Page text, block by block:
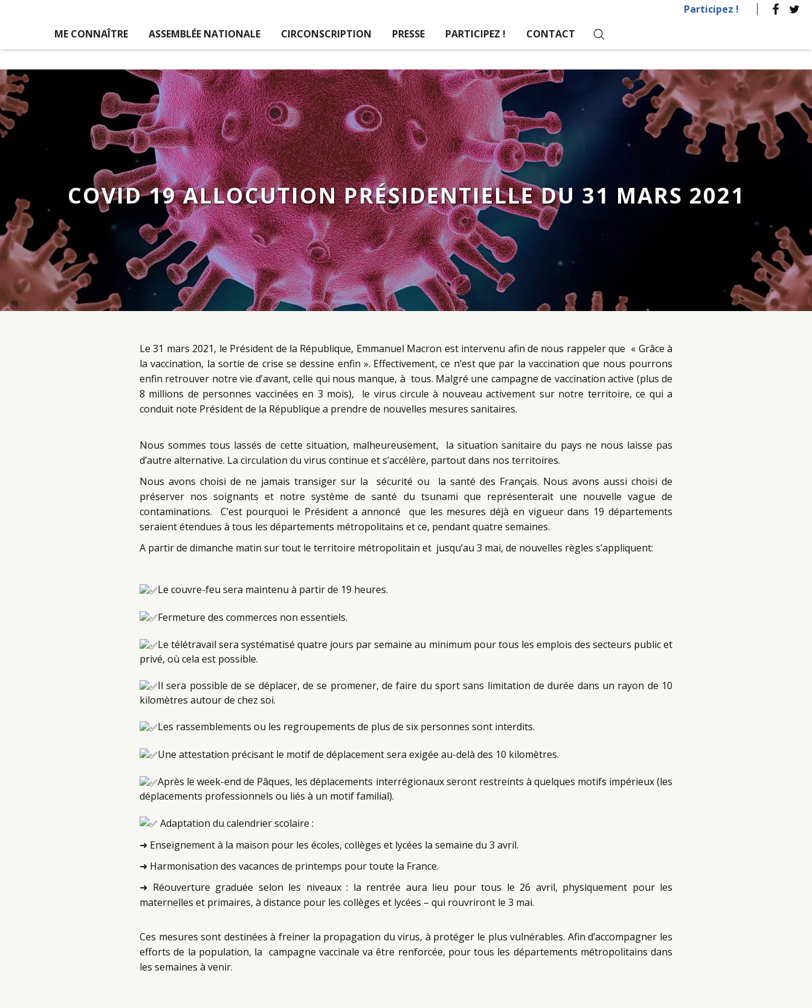
Participez !
ME CONNAÎTRE
ASSEMBLÉE NATIONALE CIRCONSCRIPTION PRESSE PARTICIPEZ ! CONTACT
COVID 19 ALLOCUTION PRÉSIDENTIELLE DU 31 MARS 2021
Le 31 mars 2021, le Président de la République, Emmanuel Macron est intervenu afin de nous rappeler que « Grâce à
la vaccination, la sortie de crise se dessine enfin ». Effectivement, ce n’est que par la vaccination que nous pourrons
enfin retrouver notre vie d’avant, celle qui nous manque, à tous. Malgré une campagne de vaccination active (plus de
8 millions de personnes vaccinées en 3 mois), le virus circule à nouveau activement sur notre territoire, ce qui a
conduit note Président de la République a prendre de nouvelles mesures sanitaires.
Nous sommes tous lassés de cette situation, malheureusement, la situation sanitaire du pays ne nous laisse pas
d’autre alternative. La circulation du virus continue et s’accélère, partout dans nos territoires.
Nous avons choisi de ne jamais transiger sur la sécurité ou la santé des Français. Nous avons aussi choisi de
préserver nos soignants et notre système de santé du tsunami que représenterait une nouvelle vague de
contaminations. C’est pourquoi le Président a annoncé que les mesures déjà en vigueur dans 19 départements
seraient étendues à tous les départements métropolitains et ce, pendant quatre semaines.
A partir de dimanche matin sur tout le territoire métropolitain et jusqu’au 3 mai, de nouvelles règles s’appliquent:
Le couvre-feu sera maintenu à partir de 19 heures.
Fermeture des commerces non essentiels.
Le télétravail sera systématisé quatre jours par semaine au minimum pour tous les emplois des secteurs public et
privé, où cela est possible.
Il sera possible de se déplacer, de se promener, de faire du sport sans limitation de durée dans un rayon de 10
kilomètres autour de chez soi.
Les rassemblements ou les regroupements de plus de six personnes sont interdits.
Une attestation précisant le motif de déplacement sera exigée au-delà des 10 kilomètres.
Après le week-end de Pâques, les déplacements interrégionaux seront restreints à quelques motifs impérieux (les
déplacements professionnels ou liés à un motif familial).
Adaptation du calendrier scolaire :
➜ Enseignement à la maison pour les écoles, collèges et lycées la semaine du 3 avril.
➜ Harmonisation des vacances de printemps pour toute la France.
➜ Réouverture graduée selon les niveaux : la rentrée aura lieu pour tous le 26 avril, physiquement pour les
maternelles et primaires, à distance pour les collèges et lycées – qui rouvriront le 3 mai.
Ces mesures sont destinées à freiner la propagation du virus, à protéger le plus vulnérables. Afin d’accompagner les
efforts de la population, la campagne vaccinale va être renforcée, pour tous les départements métropolitains dans
les semaines à venir.